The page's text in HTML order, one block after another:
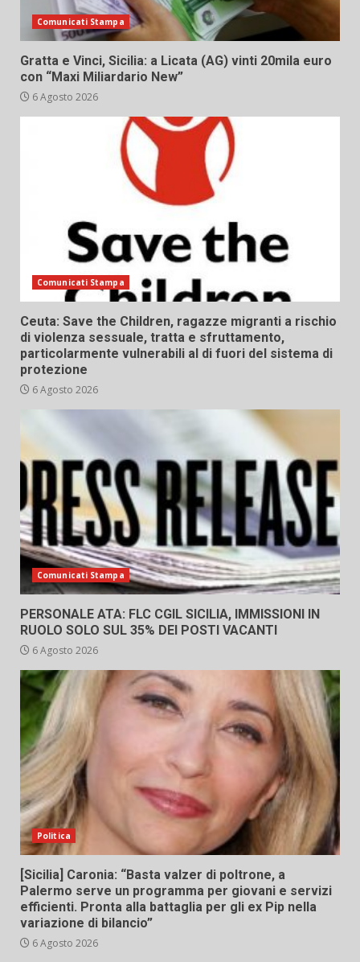
Comunicati Stampa
Gratta e Vinci, Sicilia: a Licata (AG) vinti 20mila euro
con “Maxi Miliardario New”
6 Agosto 2026
Comunicati Stampa
Ceuta: Save the Children, ragazze migranti a rischio
di violenza sessuale, tratta e sfruttamento,
particolarmente vulnerabili al di fuori del sistema di
protezione
6 Agosto 2026
Comunicati Stampa
PERSONALE ATA: FLC CGIL SICILIA, IMMISSIONI IN
RUOLO SOLO SUL 35% DEI POSTI VACANTI
6 Agosto 2026
Politica
[Sicilia] Caronia: “Basta valzer di poltrone, a
Palermo serve un programma per giovani e servizi
efficienti. Pronta alla battaglia per gli ex Pip nella
variazione di bilancio”
6 Agosto 2026